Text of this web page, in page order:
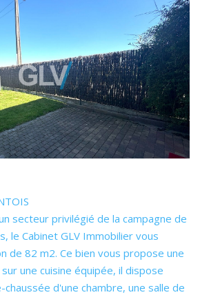
secteur privilégié de la campagne de
le Cabinet GLV Immobilier vous
de 82 m2. Ce bien vous propose une
une cuisine équipée, il dispose
d'une chambre, une salle de